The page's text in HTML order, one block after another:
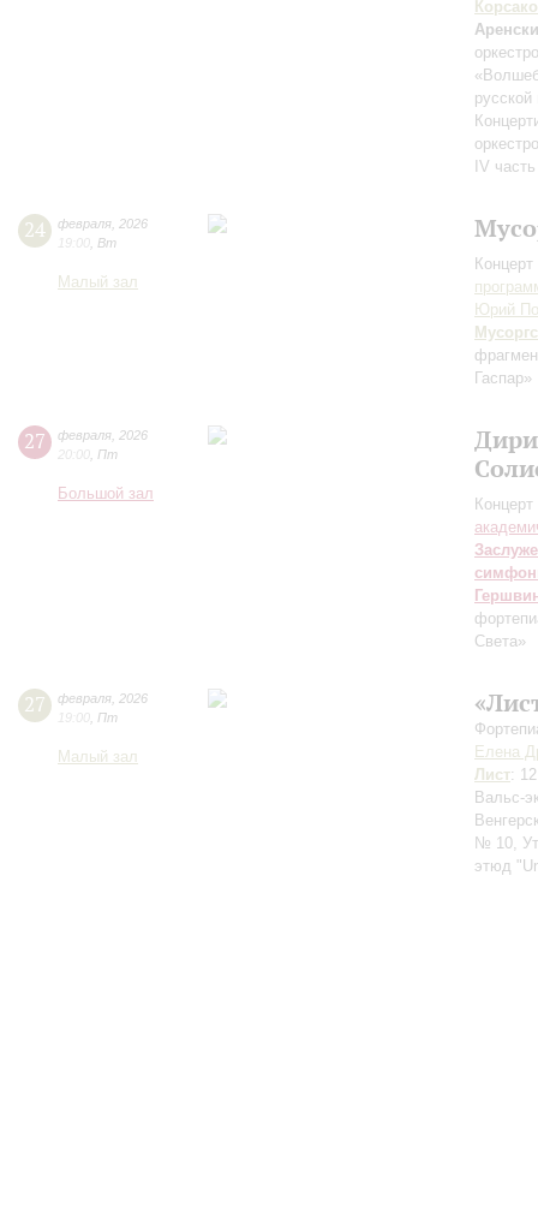
IV
24 февраля 2026
19:00 Вт
Малый зал
Юрий
Гаспар»
27 февраля 2026
20:00 Пт
Большой зал
Света»
27 февраля 2026
19:00 Пт
Малый зал
Елена
Лист:
Вальс-
№ 10,
этюд